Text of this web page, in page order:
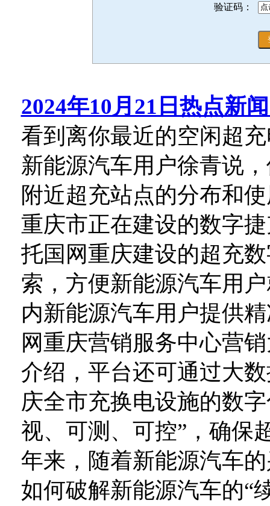
验证码：
2024年10月21日热点新
看到离你最近的空闲超
新能源汽车用户徐青说
附近超充站点的分布和
重庆市正在建设的数字
托国网重庆建设的超充
索，方便新能源汽车用
内新能源汽车用户提供
网重庆营销服务中心营
介绍，平台还可通过大
庆全市充换电设施的数
视、可测、可控”，确保
年来，随着新能源汽车
如何破解新能源汽车的“